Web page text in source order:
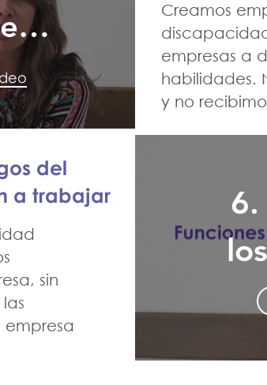
del
a trabajar
sin
empresa
Creamos
empresas a
habilidades.
y no
6.